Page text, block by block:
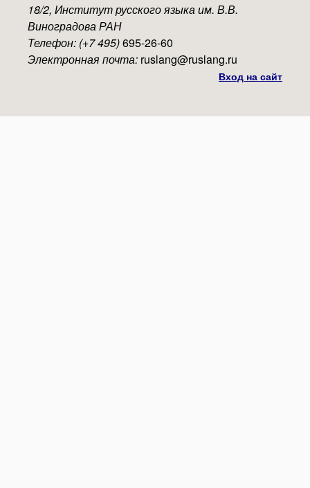
18/2, Институт русского языка им. В.В.
Виноградова РАН
Телефон: (+7 495)695-26-60
Электронная почта: ruslang@ruslang.ru
Вход на сайт